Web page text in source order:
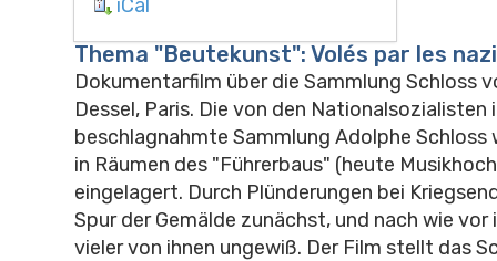
iCal
Thema "Beutekunst": Volés par les
Dokumentarfilm über die Sammlung Schloss
Dessel, Paris. Die von den Nationalsozialisten
beschlagnahmte Sammlung Adolphe Schloss
in Räumen des "Führerbaus" (heute
eingelagert. Durch Plünderungen bei
Spur der Gemälde zunächst, und nach wie vor
vieler von ihnen ungewiß. Der Film stellt das